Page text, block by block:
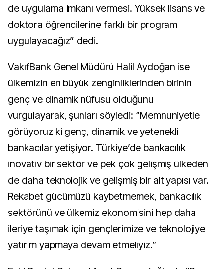
de uygulama imkanı vermesi. Yüksek lisans ve
doktora öğrencilerine farklı bir program
uygulayacağız” dedi.
VakıfBank Genel Müdürü Halil Aydoğan ise
ülkemizin en büyük zenginliklerinden birinin
genç ve dinamik nüfusu olduğunu
vurgulayarak, şunları söyledi: “Memnuniyetle
görüyoruz ki genç, dinamik ve yetenekli
bankacılar yetişiyor. Türkiye’de bankacılık
inovativ bir sektör ve pek çok gelişmiş ülkeden
de daha teknolojik ve gelişmiş bir alt yapısı var.
Rekabet gücümüzü kaybetmemek, bankacılık
sektörünü ve ülkemiz ekonomisini hep daha
ileriye taşımak için gençlerimize ve teknolojiye
yatırım yapmaya devam etmeliyiz.”